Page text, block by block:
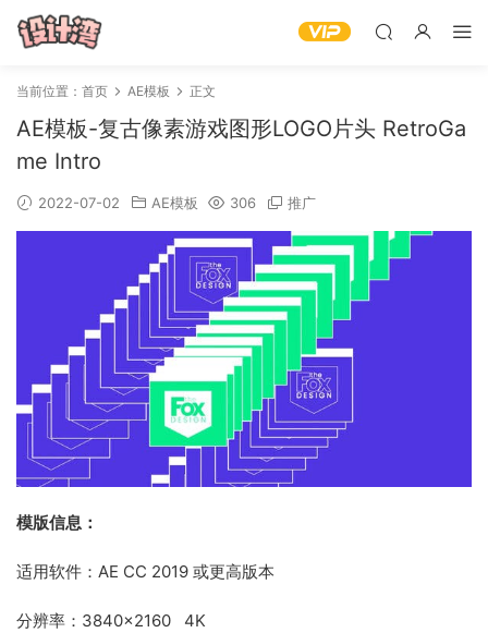
当前位置： 首页 AE模板 正文
AE模板-复古像素游戏图形LOGO片头 RetroGa
me Intro
2022-07-02 AE模板 306 推广
模版信息：
适用软件：AE CC 2019 或更高版本
分辨率：3840×2160 4K